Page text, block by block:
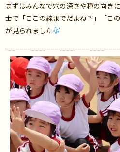
まずはみんなで穴の深さや種の向き
士で「ここの線までだよね？」「こ
が見られました